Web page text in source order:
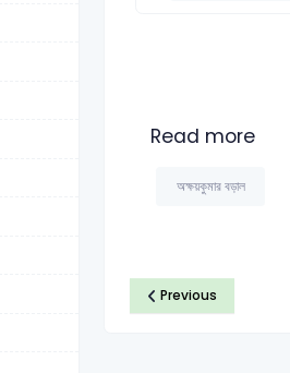
Read more
অক্ষয়কুমার বড়াল
Previous